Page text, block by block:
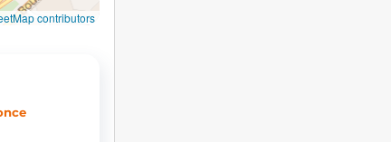
contributors